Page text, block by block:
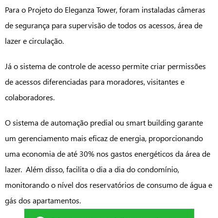
Para o Projeto do Eleganza Tower, foram instaladas câmeras
de segurança para supervisão de todos os acessos, área de
lazer e circulação.
Já o sistema de controle de acesso permite criar permissões
de acessos diferenciadas para moradores, visitantes e
colaboradores.
O sistema de automação predial ou smart building garante
um gerenciamento mais eficaz de energia, proporcionando
uma economia de até 30% nos gastos energéticos da área de
lazer. Além disso, facilita o dia a dia do condomínio,
monitorando o nível dos reservatórios de consumo de água e
gás dos apartamentos.